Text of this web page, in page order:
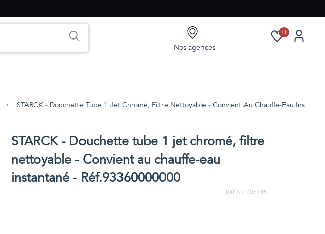
Nos agences
0
STARCK - Douchette Tube 1 Jet Chromé, Filtre Nettoyable - Convient Au Chauffe-Eau
STARCK - Douchette tube 1 jet chromé, filtre
nettoyable - Convient au chauffe-eau
instantané - Réf.93360000000
Réf AR-005745